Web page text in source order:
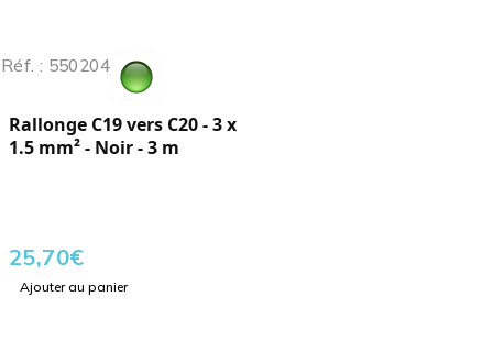
Réf. : 550204
Rallonge C19 vers C20 - 3 x
1.5 mm² - Noir - 3 m
25,70€
Ajouter au panier